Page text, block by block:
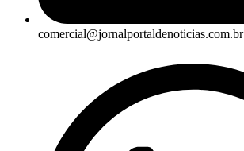
comercial@jornalportaldenoticias.com.br